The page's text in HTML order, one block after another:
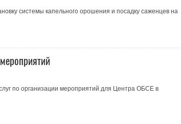
системы капельного орошения и посадку саженцев на
по организации мероприятий для Центра ОБСЕ в